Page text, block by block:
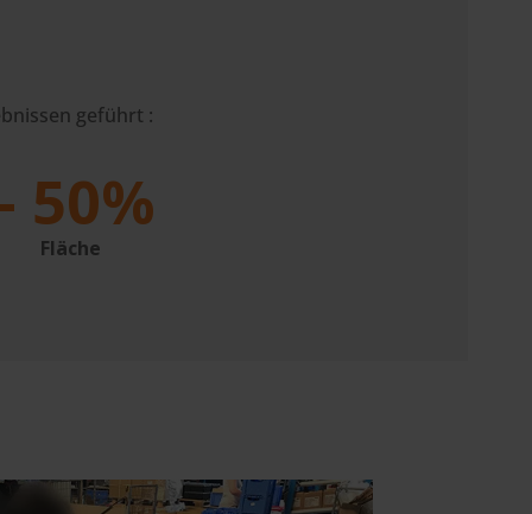
geführt :
50%
Fläche